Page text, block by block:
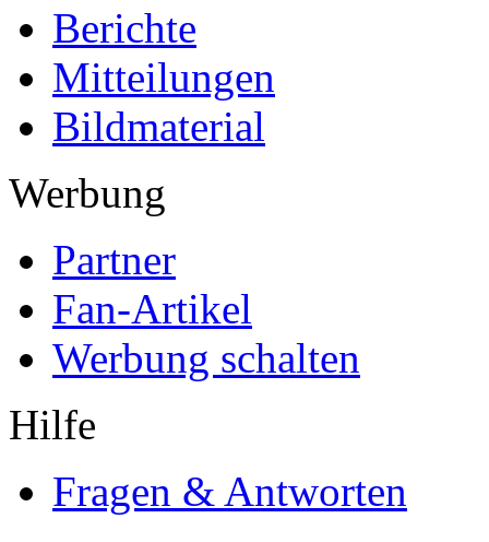
Berichte
Mitteilungen
Bildmaterial
Werbung
Partner
Fan-Artikel
Werbung schalten
Hilfe
Fragen & Antworten